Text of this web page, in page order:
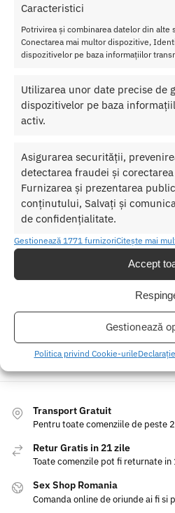
Caracteristici
Potrivirea și combinarea datelor din alte
Conectarea mai multor dispozitive,
dispozitivelor pe baza informațiilor
Utilizarea unor date precise de
dispozitivelor pe baza
activ.
Asigurarea securității,
detectarea fraudei și
Furnizarea și prezentarea
conținutului, Salvați și
de confidențialitate.
Gestionează 1771 furnizoriCitește mai
Accept
Gestionează
Politica privind Cookie-urile
Crema Stimulare Rain of Love G
30ml
lei
Adaugă în coș
Transport Gratuit
Pentru toate comenziile de peste
Retur Gratis in 21 zile
Toate comenzile pot fi returnate
Sex Shop Romania
Comanda online de oriunde ai fi si